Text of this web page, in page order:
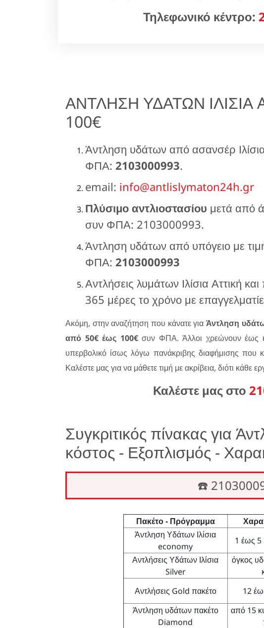
Τηλεφωνικό κέντρο:
ΑΝΤΛΗΣΗ ΥΔΑΤΩΝ ΙΛΙΣΙΑ
100€
Άντληση υδάτων από ασανσέρ
ΦΠΑ: 2103000993.
email: info@antlislymaton24h.gr
Πλύσιμο αντλιοστασίου μετά από
συν ΦΠΑ: 2103000993.
Άντληση υδάτων από υπόγειο με
ΦΠΑ: 2103000993
Αντλήσεις λυμάτων Ιλίσια Αττική
365 μέρες το χρόνο με
Ακόμη, στην αναζήτηση που κάνατε για Άντληση
από 50€ έως 100€συν ΦΠΑ. Άλλοι χρεώνουν έως
υπερβολικό ίσως λόγω πανάκριβης διαφήμισης που
Καλέστε μας για να μάθετε τιμή με ακρίβεια, διότι κάθε
Καλέστε μας στο
Συγκριτικός πίνακας για
κόστος - Εξοπλισμός -
☎️
Πακέτο - Πρόγραμμα
Άντληση Υδάτων Ιλίσια
economy
1 έως 5
Αντλήσεις Υδάτων Ιλίσια
Silver
όγκος
Αντλήσεις Gold πακέτο
12
Άντληση υδάτων πακέτο
Diamond
από 15